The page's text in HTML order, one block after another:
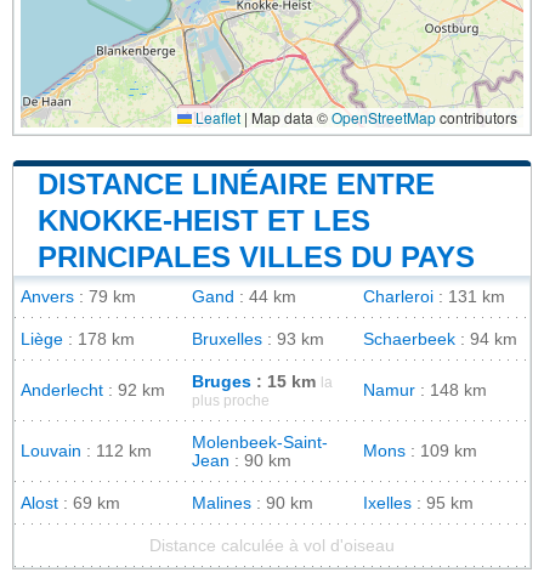
Leaflet | Map data ©OpenStreetMapcontributors
DISTANCE LINÉAIRE ENTRE
KNOKKE-HEIST ET LES
PRINCIPALES VILLES DU PAYS
Anvers : 79 km Gand : 44 km Charleroi : 131 km
Liège : 178 km Bruxelles : 93 km Schaerbeek : 94 km
Anderlecht : 92 km Bruges : 15 km
la
plus proche
Namur : 148 km
Louvain : 112 km
Molenbeek-Saint-
Jean : 90 km
Mons : 109 km
Alost : 69 km Malines : 90 km Ixelles : 95 km
Distance calculée à vol d'oiseau